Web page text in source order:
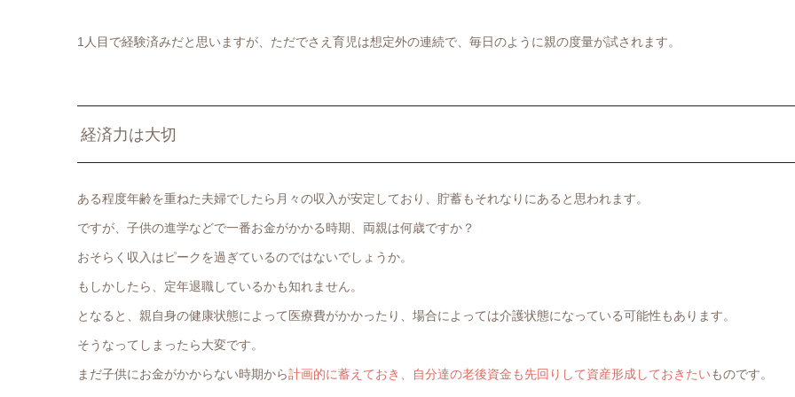
1人目で経験済みだと思いますが、ただでさえ育児は想定外の連続で、毎日のように親の度量が試されます。
経済力は大切
ある程度年齢を重ねた夫婦でしたら月々の収入が安定しており、貯蓄もそれなりにあると思われます。
ですが、子供の進学などで一番お金がかかる時期、両親は何歳ですか？
おそらく収入はピークを過ぎているのではないでしょうか。
もしかしたら、定年退職しているかも知れません。
となると、親自身の健康状態によって医療費がかかったり、場合によっては介護状態になっている可能性もあります。
そうなってしまったら大変です。
まだ子供にお金がかからない時期から計画的に蓄えておき、自分達の老後資金も先回りして資産形成しておきたいものです。